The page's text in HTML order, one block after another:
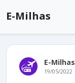
E-Milhas
E-Milhas
19/05/2022